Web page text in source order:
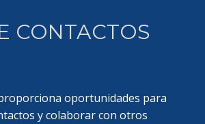
CONTACTOS
oportunidades para
y colaborar con otros